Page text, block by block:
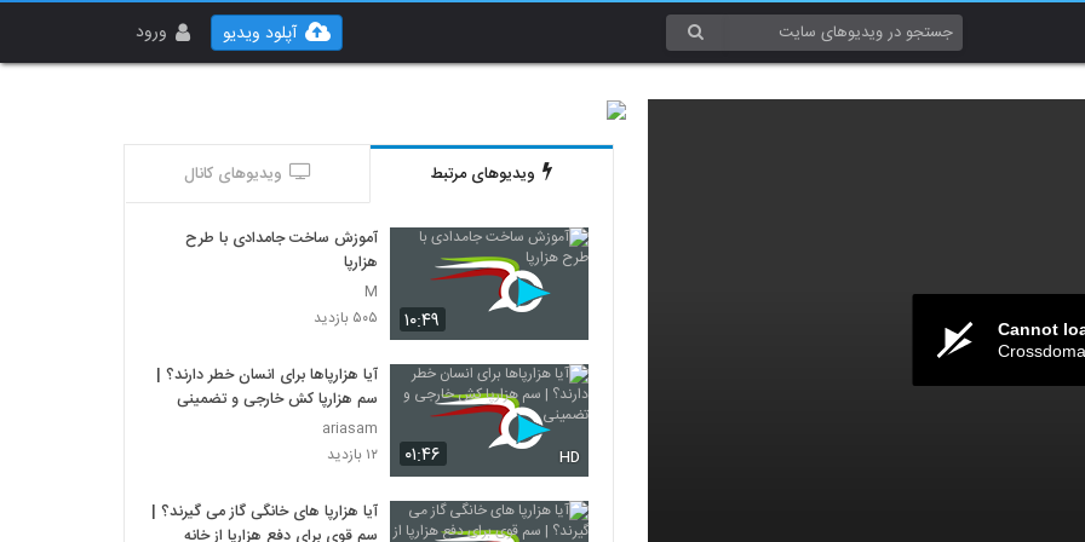
ورود آپلود ویدیو
Cannot
ویدیوهای مرتبط ویدیوهای کانال
۱۰:۴۹
آموزش ساخت جامدادی با طرح
هزارپا
M
۵۰۵ بازدید
۰۱:۴۶ HD
آیا هزارپاها برای انسان خطر دارند؟ |
سم هزارپا کش خارجی و تضمینی
ariasam
۱۲ بازدید
آیا هزارپا های خانگی گاز می گیرند؟ |
سم قوی برای دفع هزارپا از خانه